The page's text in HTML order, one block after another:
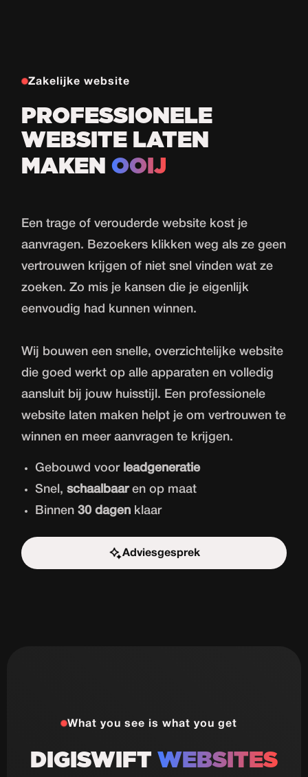
Zakelijke website
PROFESSIONELE
WEBSITE LATEN
MAKENOOIJ
Een trage of verouderde website kost je
aanvragen. Bezoekers klikken weg als ze geen
vertrouwen krijgen of niet snel vinden wat ze
zoeken. Zo mis je kansen die je eigenlijk
eenvoudig had kunnen winnen.
Wij bouwen een snelle, overzichtelijke website
die goed werkt op alle apparaten en volledig
aansluit bij jouw huisstijl. Een professionele
website laten maken helpt je om vertrouwen te
winnen en meer aanvragen te krijgen.
Gebouwd voor leadgeneratie
Snel,schaalbaaren op maat
Binnen30 dagen klaar
Adviesgesprek
Start de uitdaging
What you see is what you get
DIGISWIFT WEBSITES